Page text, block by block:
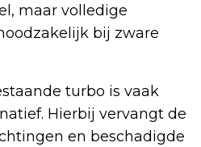
maar volledige
bij zware
turbo is vaak
Hierbij vervangt de
en beschadigde